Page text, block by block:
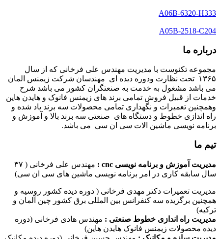
A06B-6320-H333
A05B-2518-C204
درباره ما
مجموعه تکنوست با مدیریت مهندس علی فرخانی که از سال
۱۳۶۵ تحت نظارت ودوره دیده ای مهندسان شرکت زیمنس المان
می باشد مشغول به خدمت به صنعتگران کشور می باشد شرح
خدمات از قبیل فروش تمامی برند های زیمنس فانوک و هایدن هاین
وهمچنین تعمیرات و نگهداری تمامی محصولات سه برند یاد شده و
راه اندازی خطوط و دستگاه های صنعتی سه برند بالا و آموزش و
برنامه نویسی ماشین الات سی ان سی می باشد.
تیم ما
مدیریت آموزش و برنامه نویسی cnc :
مهندس علی فرخانی ( ۳۷
سال سابقه کاری در امر برنامه نویسی ماشین های سی ان سی)
مدیریت تعمیرات دکتر مهدی فرخانی ( دوره دیده کشور روسیه و
همچنین برگزیده سه کنفرانس بین المللی برق کشور چین آلمان و
ترکیه)
مدیریت راه اندازی خطوط صنعتی : مهندس هادی فرخانی (دوره
دیده محصولات زیمنس فانوک هایدن هاین)